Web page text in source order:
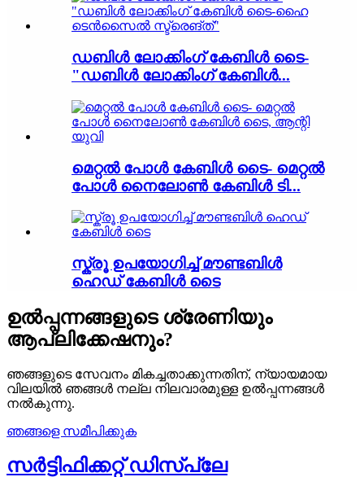
ഡബിൾ ലോക്കിംഗ് കേബിൾ ടൈ-
"ഡബിൾ ലോക്കിംഗ് കേബിൾ...
മെറ്റൽ പോൾ കേബിൾ ടൈ- മെറ്റൽ
പോൾ നൈലോൺ കേബിൾ ടി...
സ്ക്രൂ ഉപയോഗിച്ച് മൗണ്ടബിൾ
ഹെഡ് കേബിൾ ടൈ
ഉൽപ്പന്നങ്ങളുടെ ശ്രേണിയും
ആപ്ലിക്കേഷനും?
ഞങ്ങളുടെ സേവനം മികച്ചതാക്കുന്നതിന്, ന്യായമായ
വിലയിൽ ഞങ്ങൾ നല്ല നിലവാരമുള്ള ഉൽപ്പന്നങ്ങൾ
നൽകുന്നു.
ഞങ്ങളെ സമീപിക്കുക
സർട്ടിഫിക്കറ്റ് ഡിസ്പ്ലേ